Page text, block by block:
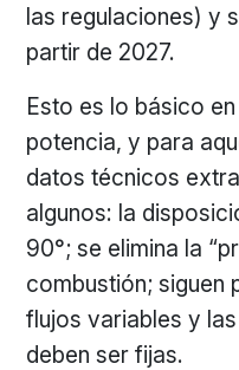
las regulaciones) y
partir de 2027.
Esto es lo básico
potencia, y para
datos técnicos
algunos: la
90°; se elimina la
combustión; siguen
flujos variables y
deben ser fijas.